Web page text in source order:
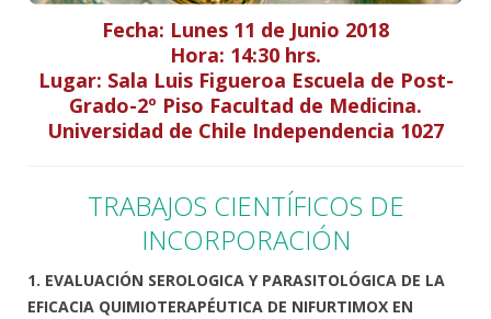
Fecha: Lunes 11 de Junio 2018
Hora: 14:30 hrs.
Lugar: Sala Luis Figueroa Escuela de Post-
Grado-2º Piso Facultad de Medicina.
Universidad de Chile Independencia 1027
TRABAJOS CIENTÍFICOS DE
INCORPORACIÓN
1. EVALUACIÓN SEROLOGICA Y PARASITOLÓGICA DE LA
EFICACIA QUIMIOTERAPÉUTICA DE NIFURTIMOX EN